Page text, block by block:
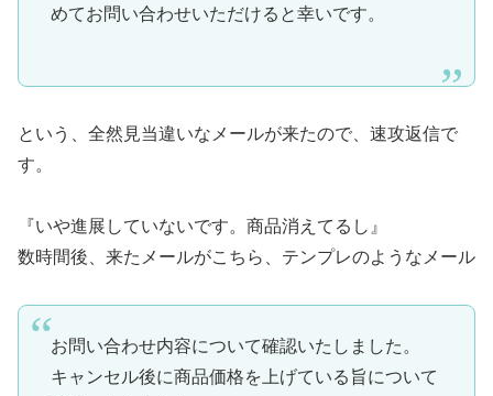
めてお問い合わせいただけると幸いです。
という、全然見当違いなメールが来たので、速攻返信で
す。
『いや進展していないです。商品消えてるし』
数時間後、来たメールがこちら、テンプレのようなメール
お問い合わせ内容について確認いたしました。
キャンセル後に商品価格を上げている旨について